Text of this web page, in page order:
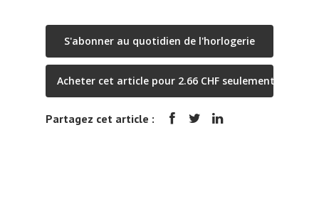
S'abonner au quotidien de l'horlogerie
Acheter cet article pour 2.66 CHF seulement
Partagez cet article :